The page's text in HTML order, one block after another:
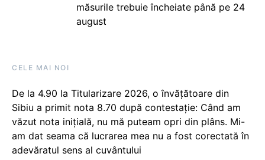
măsurile trebuie încheiate până pe 24
august
CELE MAI NOI
De la 4.90 la Titularizare 2026, o învățătoare din
Sibiu a primit nota 8.70 după contestație: Când am
văzut nota inițială, nu mă puteam opri din plâns. Mi-
am dat seama că lucrarea mea nu a fost corectată în
adevăratul sens al cuvântului